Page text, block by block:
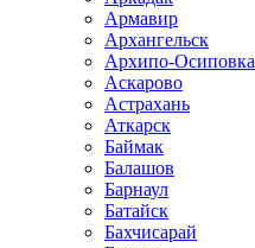
Армавир
Архангельск
Архипо-Осиповка
Аскарово
Астрахань
Аткарск
Баймак
Балашов
Барнаул
Батайск
Бахчисарай